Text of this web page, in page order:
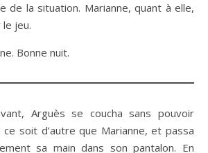
de la situation. Marianne, quant à elle,
jeu.
Bonne nuit.
Arguès se coucha sans pouvoir
soit d’autre que Marianne, et passa
sa main dans son pantalon. En